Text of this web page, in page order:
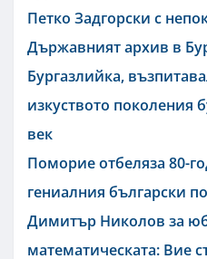
Петко Задгорски с
Държавният архив в
Бургазлийка,
изкуството поколения
век
Поморие отбеляза 80-
гениалния български
Димитър Николов за
математическата: Вие